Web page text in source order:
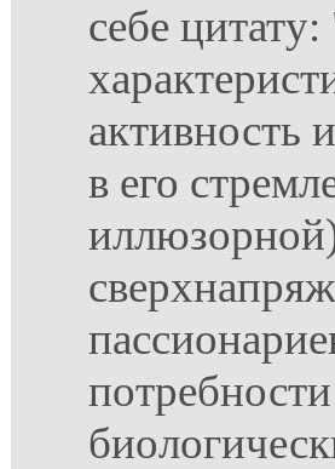
себе
активность
в его